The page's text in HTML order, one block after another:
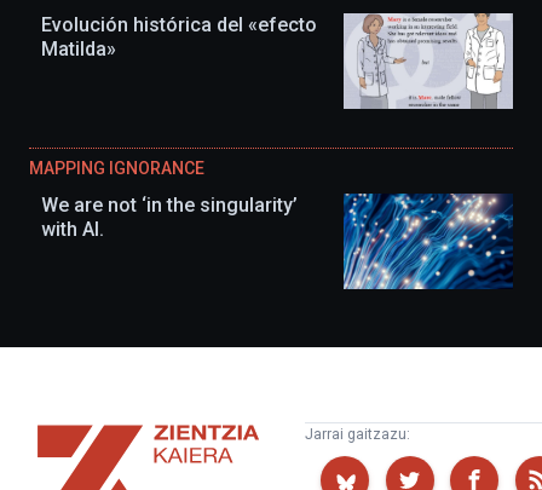
Evolución histórica del «efecto
Matilda»
MAPPING IGNORANCE
We are not ‘in the singularity’
with AI.
Zientzia
Kaiera
Jarrai gaitzazu: